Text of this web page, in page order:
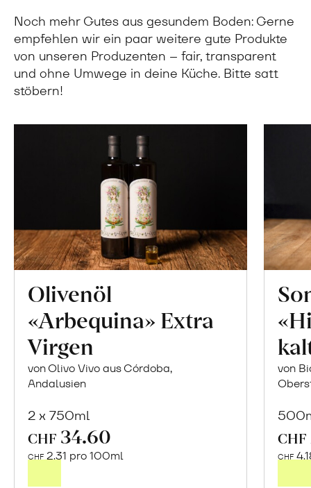
Noch mehr Gutes aus gesundem Boden: Gerne
empfehlen wir ein paar weitere gute Produkte
von unseren Produzenten – fair, transparent
und ohne Umwege in deine Küche. Bitte satt
stöbern!
Olivenöl
«Arbequina» Extra
Virgen
von Olivo Vivo aus Córdoba,
Andalusien
2 x 750ml
CHF 34.60
CHF2.31 pro 100mlden
von
CHF
CHF